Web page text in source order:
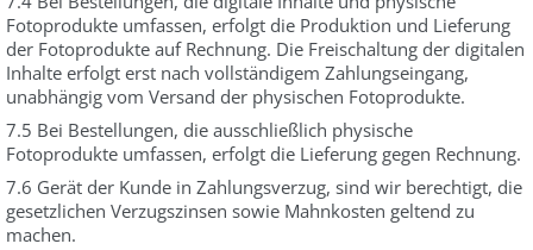
Fotoprodukte umfassen, erfolgt die Produktion und Lieferung
der Fotoprodukte auf Rechnung. Die Freischaltung der digitalen
Inhalte erfolgt erst nach vollständigem Zahlungseingang,
unabhängig vom Versand der physischen Fotoprodukte.
7.5 Bei Bestellungen, die ausschließlich physische
Fotoprodukte umfassen, erfolgt die Lieferung gegen Rechnung.
7.6 Gerät der Kunde in Zahlungsverzug, sind wir berechtigt, die
gesetzlichen Verzugszinsen sowie Mahnkosten geltend zu
machen.